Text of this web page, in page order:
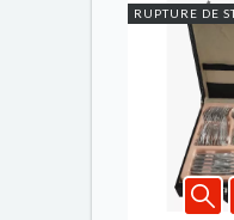
RUPTURE DE